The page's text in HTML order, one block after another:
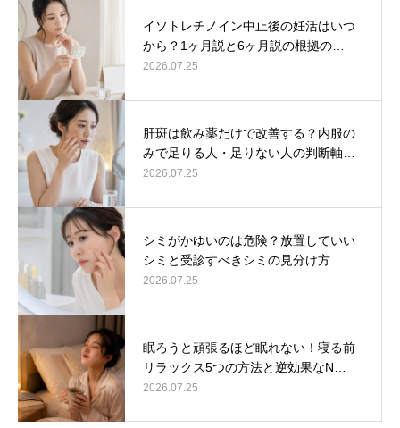
イソトレチノイン中止後の妊活はいつ
から？1ヶ月説と6ヶ月説の根拠の…
2026.07.25
肝斑は飲み薬だけで改善する？内服の
みで足りる人・足りない人の判断軸…
2026.07.25
シミがかゆいのは危険？放置していい
シミと受診すべきシミの見分け方
2026.07.25
眠ろうと頑張るほど眠れない！寝る前
リラックス5つの方法と逆効果なN…
2026.07.25